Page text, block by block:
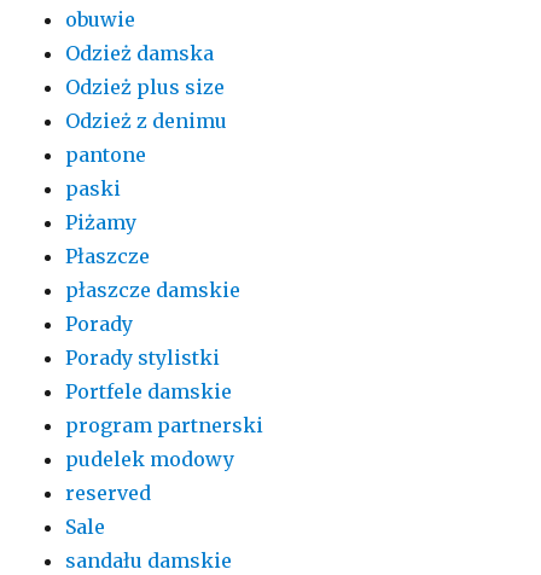
obuwie
Odzież damska
Odzież plus size
Odzież z denimu
pantone
paski
Piżamy
Płaszcze
płaszcze damskie
Porady
Porady stylistki
Portfele damskie
program partnerski
pudelek modowy
reserved
Sale
sandału damskie